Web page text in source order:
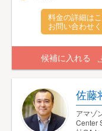
料金の詳細は
お問い合わせ
候補に入れる
佐藤
アマゾ
Center